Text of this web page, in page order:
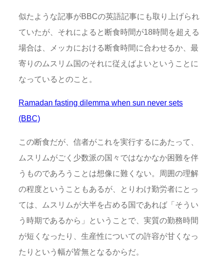
似たような記事がBBCの英語記事にも取り上げられ
ていたが、それによると断食時間が18時間を超える
場合は、メッカにおける断食時間に合わせるか、最
寄りのムスリム国のそれに従えばよいということに
なっているとのこと。
Ramadan fasting dilemma when sun never sets
(BBC)
この断食だが、信者がこれを実行するにあたって、
ムスリムがごく少数派の国々ではなかなか困難を伴
うものであろうことは想像に難くない。周囲の理解
の程度ということもあるが、とりわけ勤労者にとっ
ては、ムスリムが大半を占める国であれば「そうい
う時期であるから」ということで、実質の勤務時間
が短くなったり、生産性についての許容が甘くなっ
たりという幅が皆無となるからだ。